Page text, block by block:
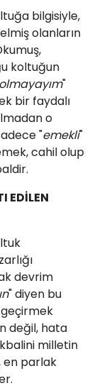
bilgisiyle,
olanların
koltuğun
"
bir faydalı
o
"emekli"
cahil olup
EDİLEN
devrim
" diyen bu
değil, hata
milletin
en parlak